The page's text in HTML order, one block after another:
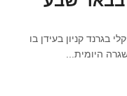
בגרנד קניון בעידן בו
היומית...